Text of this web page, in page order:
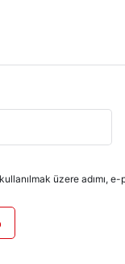
üzere adımı,